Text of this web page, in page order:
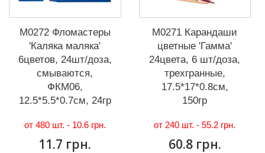
М0272 Фломастеры
'Каляка маляка'
6цветов, 24шт/доза,
смываются,
ФКМ06,
12.5*5.5*0.7см, 24гр
от 480 шт. - 10.6 грн.
11.7 грн.
М0271 Карандаши
цветные 'Гамма'
24цвета, 6 шт/доза,
трехгранные,
17.5*17*0.8см,
150гр
от 240 шт. -55.2 грн.
60.8 грн.